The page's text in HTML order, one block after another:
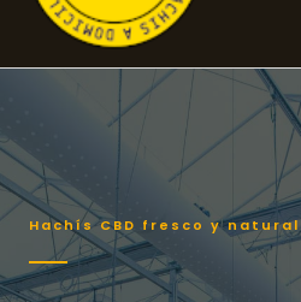
Hachís CBD fresco y natural